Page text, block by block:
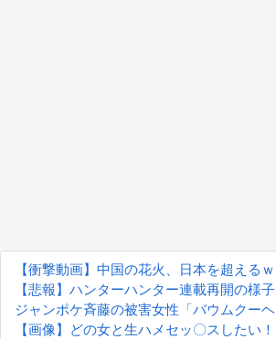
【衝撃動画】中国の花火、日本を超える
【悲報】ハンターハンター連載再開の様
ジャンポケ斉藤の被害女性「バウムクー
【画像】どの女と生ハメセッ〇スしたい